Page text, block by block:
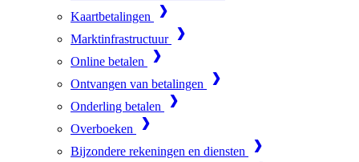
Kaartbetalingen
Marktinfrastructuur
Online betalen
Ontvangen van betalingen
Onderling betalen
Overboeken
Bijzondere rekeningen en diensten